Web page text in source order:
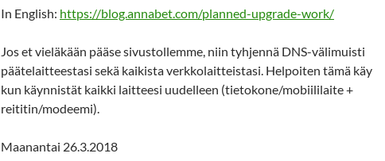
In English: https://blog.annabet.com/planned-upgrade-work/
Jos et vieläkään pääse sivustollemme, niin tyhjennä DNS-välimuisti
päätelaitteestasi sekä kaikista verkkolaitteistasi. Helpoiten tämä käy
kun käynnistät kaikki laitteesi uudelleen (tietokone/mobiililaite +
reititin/modeemi).
Maanantai 26.3.2018